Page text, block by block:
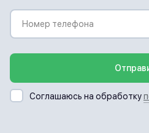
Соглашаюсь на обработку